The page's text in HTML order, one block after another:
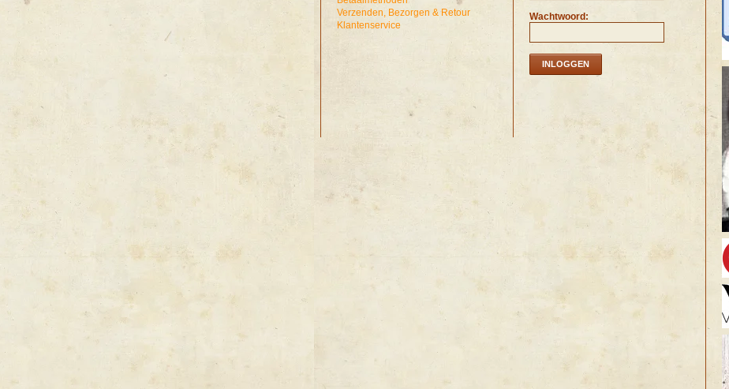
Verzenden, Bezorgen & Retour
Klantenservice
Wachtwoord:
INLOGGEN